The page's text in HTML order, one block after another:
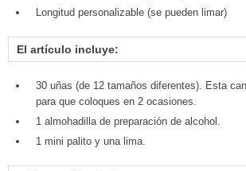
Longitud personalizable (se pueden limar)
El artículo incluye:
30 uñas (de 12 tamaños diferentes). Esta
para que coloques en 2 ocasiones.
1 almohadilla de preparación de alcohol.
1 mini palito y una lima.